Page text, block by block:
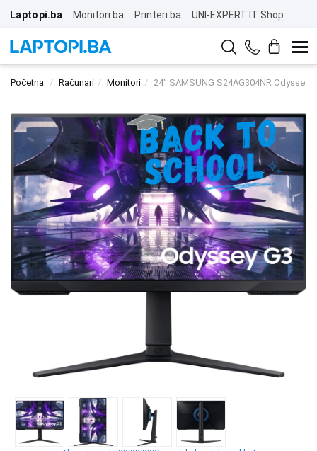
Laptopi.ba Monitori.ba Printeri.ba UNI-EXPERT IT Shop
Početna Računari Monitori 24" SAMSUNG S24AG304NR Odyssey